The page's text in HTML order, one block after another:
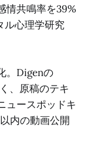
情共鳴率を39%
ル心理学研究
。Digenの
、原稿のテキ
ュースポッドキ
内の動画公開